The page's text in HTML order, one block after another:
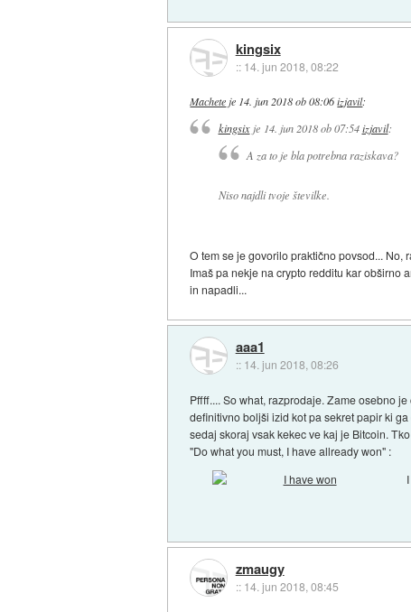
kingsix
:: 14. jun 2018, 08:22
Machete je 14. jun 2018 ob 08:06 izjavil:
kingsixje 14. jun 2018 ob 07:54 izjavil:
A za to je bla potrebna raziskava?
Niso najdli tvoje številke.
O tem se je govorilo praktično povsod... No,
Imaš pa nekje na crypto redditu kar obširno
in napadli...
aaa1
:: 14. jun 2018, 08:26
Pffff.... So what, razprodaje. Zame osebno
definitivno boljši izid kot pa sekret papir ki
sedaj skoraj vsak kekec ve kaj je Bitcoin.
"Do what you must, I have allready won" :
zmaugy
:: 14. jun 2018, 08:45